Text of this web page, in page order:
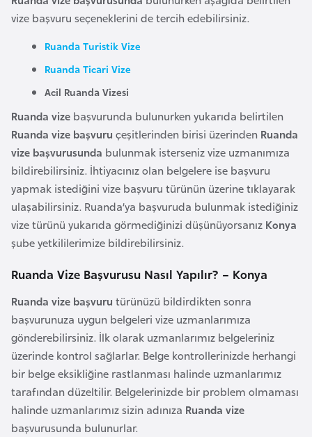
vize başvuru seçeneklerini de tercih edebilirsiniz.
Ruanda Turistik Vize
Ruanda Ticari Vize
Acil Ruanda Vizesi
Ruanda vize başvurunda bulunurken yukarıda belirtilen
Ruanda vize başvuru çeşitlerinden birisi üzerinden Ruanda
vize başvurusunda bulunmak isterseniz vize uzmanımıza
bildirebilirsiniz. İhtiyacınız olan belgelere ise başvuru
yapmak istediğini vize başvuru türünün üzerine tıklayarak
ulaşabilirsiniz. Ruanda’ya başvuruda bulunmak istediğiniz
vize türünü yukarıda görmediğinizi düşünüyorsanız Konya
şube yetkililerimize bildirebilirsiniz.
Ruanda Vize Başvurusu Nasıl Yapılır? – Konya
Ruanda vize başvuru türünüzü bildirdikten sonra
başvurunuza uygun belgeleri vize uzmanlarımıza
gönderebilirsiniz. İlk olarak uzmanlarımız belgeleriniz
üzerinde kontrol sağlarlar. Belge kontrollerinizde herhangi
bir belge eksikliğine rastlanması halinde uzmanlarımız
tarafından düzeltilir. Belgelerinizde bir problem olmaması
halinde uzmanlarımız sizin adınıza Ruanda vize
başvurusunda bulunurlar.
a
d
Ç
e
k
C
m
u
r
i
y
e
t
i